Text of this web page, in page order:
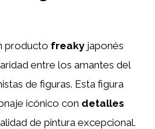
producto freaky japonés
entre los amantes del
de figuras. Esta figura
icónico con detalles
de pintura excepcional.